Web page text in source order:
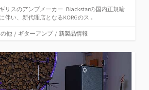
リスのアンプメーカー･Blackstarの国内正規輸
伴い、新代理店となるKORGのス...
他 / ギターアンプ / 新製品情報